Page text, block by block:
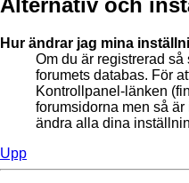
Alternativ och
Hur ändrar jag mina
Om du är registrerad
forumets databas. För
Kontrollpanel-länken
forumsidorna men så
ändra alla dina
Upp